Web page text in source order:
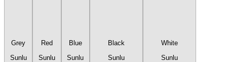
Grey
Sunlu
Red
Sunlu
Blue
Sunlu
Black
Sunlu
White
Sunlu